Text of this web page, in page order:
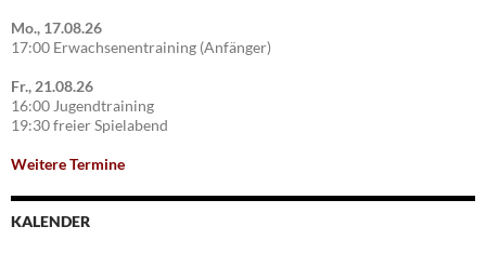
Mo., 17.08.26
17:00 Erwachsenentraining (Anfänger)
Fr., 21.08.26
16:00 Jugendtraining
19:30 freier Spielabend
Weitere Termine
KALENDER